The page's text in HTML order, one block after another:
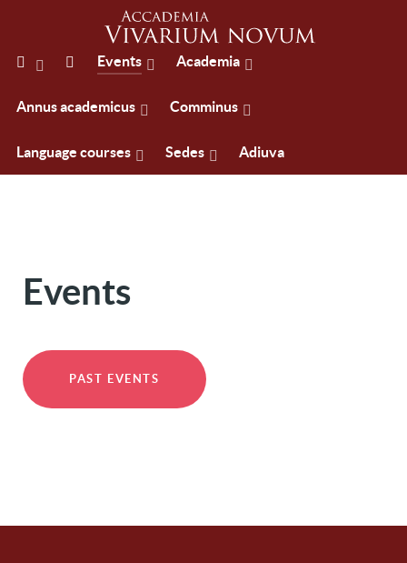
Events Academia
Annus academicus Comminus
Language courses Sedes Adiuva
Events
PAST EVENTS